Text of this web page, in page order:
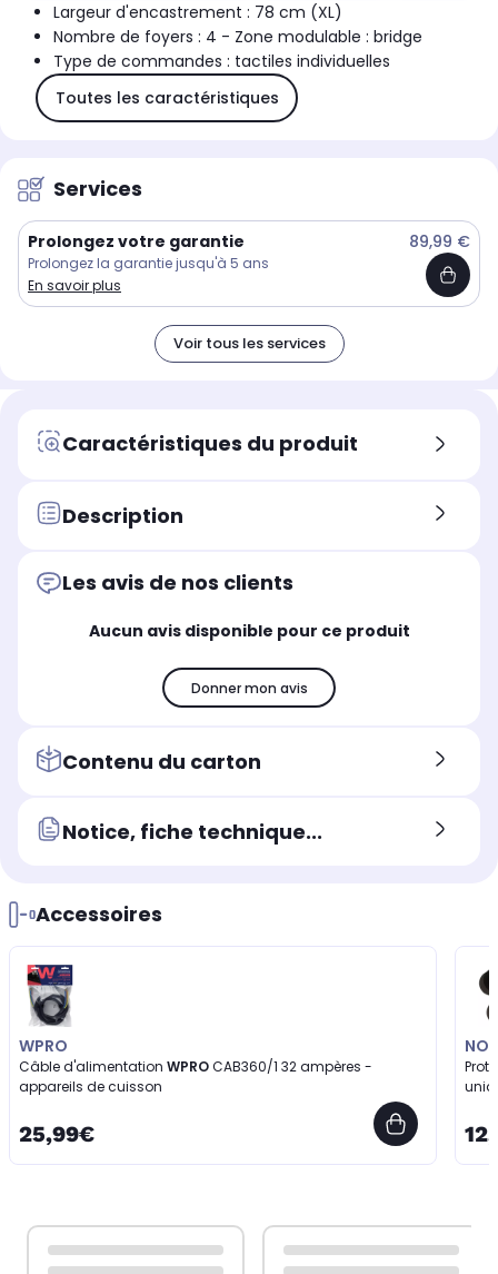
Largeur d'encastrement : 78 cm (XL)
Nombre de foyers : 4 - Zone modulable : bridge
Type de commandes : tactiles individuelles
Toutes les caractéristiques
Services
Prolongez votre garantie 89,99 €
Prolongez la garantie jusqu'à 5 ans
En savoir plus
Voir tous les services
Caractéristiques du produit
Description
Les avis de nos clients
Aucun avis disponible pour ce produit
Donner mon avis
Contenu du carton
Notice, fiche technique...
Accessoires
WPRO
Câble d'alimentation WPRO
appareils de cuisson
25,99€